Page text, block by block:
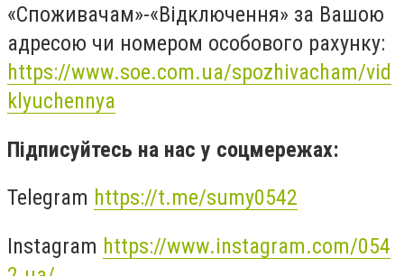
«Споживачам»-«Відключення» за Вашою
адресою чи номером особового рахунку:
https://www.soe.com.ua/spozhivacham/vid
klyuchennya
Підписуйтесь на нас у соцмережах:
Telegram https://t.me/sumy0542
Instagram https://www.instagram.com/054